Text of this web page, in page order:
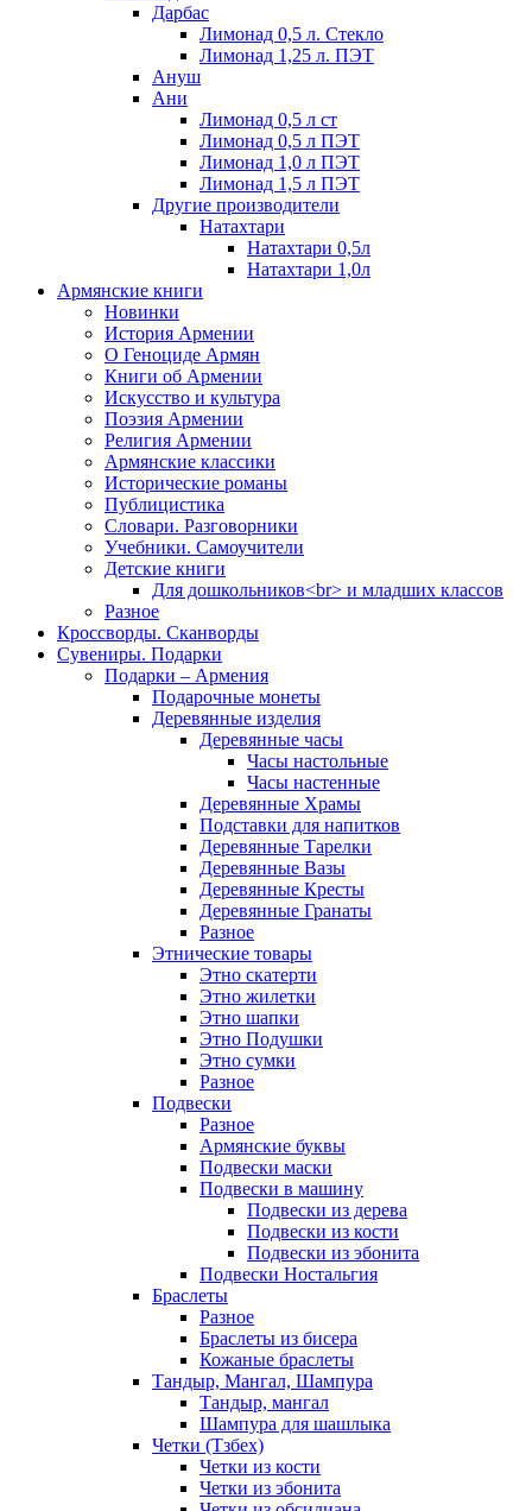
Дарбас
Лимонад 0,5 л. Стекло
Лимонад 1,25 л. ПЭТ
Ануш
Ани
Лимонад 0,5 л ст
Лимонад 0,5 л ПЭТ
Лимонад 1,0 л ПЭТ
Лимонад 1,5 л ПЭТ
Другие производители
Натахтари
Натахтари 0,5л
Натахтари 1,0л
Армянские книги
Новинки
История Армении
О Геноциде Армян
Книги об Армении
Иcкусство и культура
Поэзия Армении
Религия Армении
Армянские классики
Исторические романы
Публицистика
Словари. Разговорники
Учебники. Самоучители
Детские книги
Для дошкольников<br> и младших классов
Разное
Кроссворды. Сканворды
Сувениры. Подарки
Подарки – Армения
Подарочные монеты
Деревянные изделия
Деревянные часы
Часы настольные
Часы настенные
Деревянные Храмы
Подставки для напитков
Деревянные Тарелки
Деревянные Вазы
Деревянные Кресты
Деревянные Гранаты
Разное
Этнические товары
Этно скатерти
Этно жилетки
Этно шапки
Этно Подушки
Этно сумки
Разное
Подвески
Разное
Армянские буквы
Подвески маски
Подвески в машину
Подвески из дерева
Подвески из кости
Подвески из эбонита
Подвески Ностальгия
Браслеты
Разное
Браслеты из бисера
Кожаные браслеты
Тандыр, Мангал, Шампура
Тандыр, мангал
Шампура для шашлыка
Четки (Тзбех)
Четки из кости
Четки из эбонита